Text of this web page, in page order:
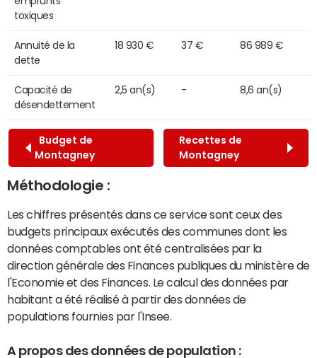
toxiques
Annuité de la
dette
18 930 € 37 € 86 989 €
Capacité de
désendettement
2,5 an(s) - 8,6 an(s)
Budget de
Montagney
Recettes de
Montagney
Méthodologie :
Les chiffres présentés dans ce service sont ceux des
budgets principaux exécutés des communes dont les
données comptables ont été centralisées par la
direction générale des Finances publiques du ministère de
l'Economie et des Finances. Le calcul des données par
habitant a été réalisé à partir des données de
populations fournies par l'Insee.
A propos des données de population :